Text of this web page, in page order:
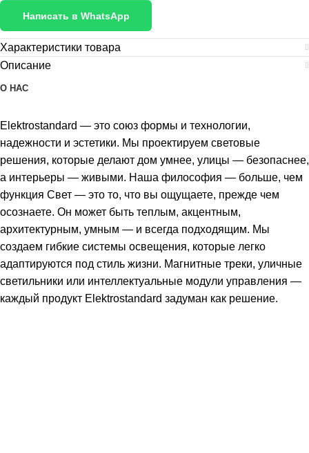
Написать в WhatsApp
Характеристики товара
Описание
О НАС
Elektrostandard — это союз формы и технологии,
надежности и эстетики. Мы проектируем световые
решения, которые делают дом умнее, улицы — безопаснее,
а интерьеры — живыми. Наша философия — больше, чем
функция Свет — это то, что вы ощущаете, прежде чем
осознаете. Он может быть теплым, акцентным,
архитектурным, умным — и всегда подходящим. Мы
создаем гибкие системы освещения, которые легко
адаптируются под стиль жизни. Магнитные треки, уличные
светильники или интеллектуальные модули управления —
каждый продукт Elektrostandard задуман как решение.